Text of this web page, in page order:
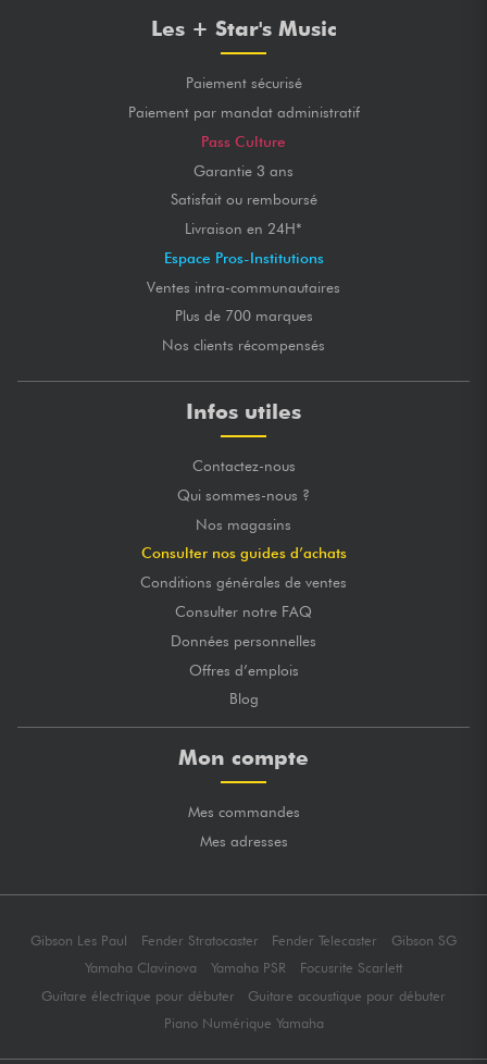
Les + Star's Music
Paiement sécurisé
Paiement par mandat administratif
Pass Culture
Garantie 3 ans
Satisfait ou remboursé
Livraison en 24H*
Espace Pros-Institutions
Ventes intra-communautaires
Plus de 700 marques
Nos clients récompensés
Infos utiles
Contactez-nous
Qui sommes-nous ?
Nos magasins
Consulter nos guides d’achats
Conditions générales de ventes
Consulter notre FAQ
Données personnelles
Offres d’emplois
Blog
Mon compte
Mes commandes
Mes adresses
Gibson Les Paul Fender Stratocaster Fender Telecaster
Gibson SG
Yamaha Clavinova
Yamaha PSR
Focusrite Scarlett
Guitare électrique pour débuter
Guitare acoustique pour débuter
Piano Numérique Yamaha